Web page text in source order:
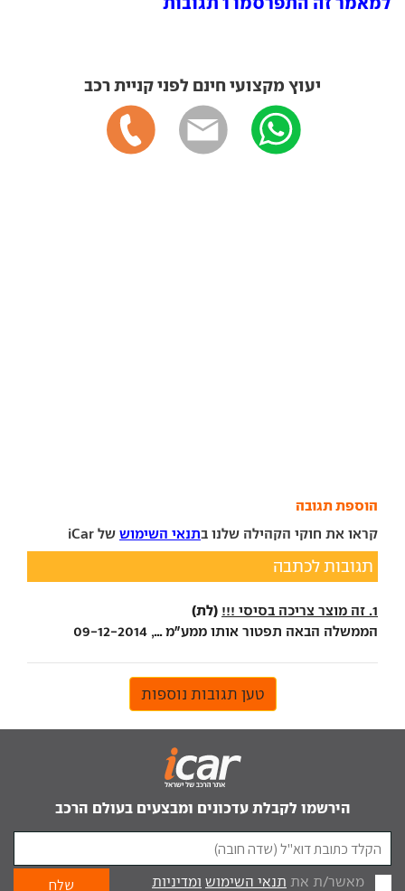
יעוץ מקצועי חינם לפני קניית רכב
הוספת תגובה
קראו את חוקי הקהילה שלנו בתנאי השימוש של iCar
תגובות לכתבה
1. זה מוצר צריכה בסיסי !!! (לת)
הממשלה הבאה תפטור אותו ממע"מ ..., 09-12-2014
טען תגובות נוספות
הירשמו לקבלת עדכונים ומבצעים בעולם הרכב
מאשר/ת את תנאי השימוש ומדיניות